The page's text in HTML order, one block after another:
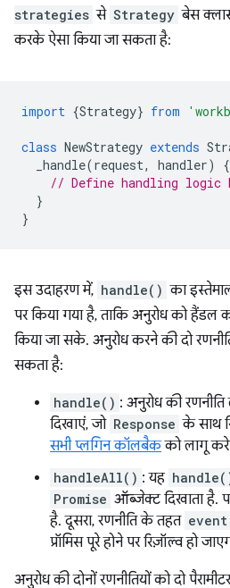
strategies से Strategy बेस
करके ऐसा किया जा सकता है:
import {Strategy} from
class NewStrategy extends
_handle(request, handler)
{
// Define handling logic
}
}
इस उदाहरण में, handle() का
पर किया गया है, ताकि अनुरोध को
किया जा सके. अनुरोध करने की दो
सकता है:
handle() : अनुरोध की
दिखाएं, जो Response के साथ
सभी प्लगिन कॉलबैकको लागू
handleAll() : यह
Promise ऑब्जेक्ट दिखाता है.
है. दूसरा, रणनीति के तहत
प्रॉमिस पूरे होने पर रिज़ॉल्व हो
अनुरोध की दोनों रणनीतियों को दो